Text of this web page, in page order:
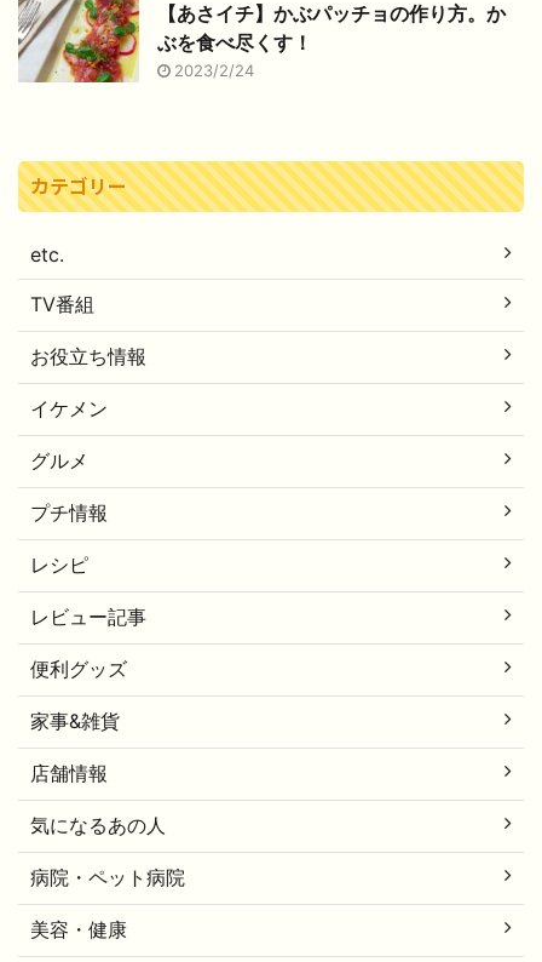
【あさイチ】かぶパッチョの作り方。か
ぶを食べ尽くす！
2023/2/24
カテゴリー
etc.
TV番組
お役立ち情報
イケメン
グルメ
プチ情報
レシピ
レビュー記事
便利グッズ
家事&雑貨
店舗情報
気になるあの人
病院・ペット病院
美容・健康